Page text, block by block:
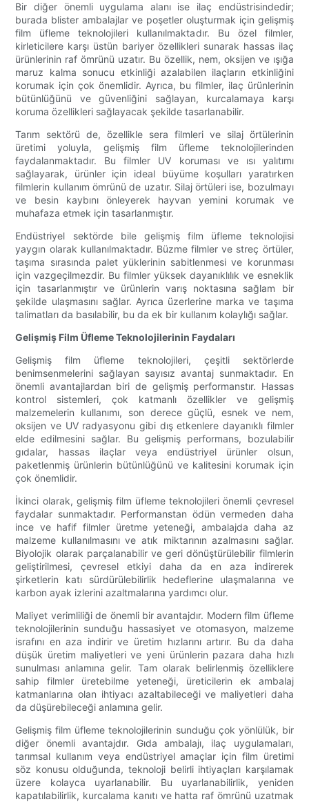
Bir diğer önemli uygulama alanı ise ilaç endüstrisindedir;
burada blister ambalajlar ve poşetler oluşturmak için gelişmiş
film üfleme teknolojileri kullanılmaktadır. Bu özel filmler,
kirleticilere karşı üstün bariyer özellikleri sunarak hassas ilaç
ürünlerinin raf ömrünü uzatır. Bu özellik, nem, oksijen ve ışığa
maruz kalma sonucu etkinliği azalabilen ilaçların etkinliğini
korumak için çok önemlidir. Ayrıca, bu filmler, ilaç ürünlerinin
bütünlüğünü ve güvenliğini sağlayan, kurcalamaya karşı
koruma özellikleri sağlayacak şekilde tasarlanabilir.
Tarım sektörü de, özellikle sera filmleri ve silaj örtülerinin
üretimi yoluyla, gelişmiş film üfleme teknolojilerinden
faydalanmaktadır. Bu filmler UV koruması ve ısı yalıtımı
sağlayarak, ürünler için ideal büyüme koşulları yaratırken
filmlerin kullanım ömrünü de uzatır. Silaj örtüleri ise, bozulmayı
ve besin kaybını önleyerek hayvan yemini korumak ve
muhafaza etmek için tasarlanmıştır.
Endüstriyel sektörde bile gelişmiş film üfleme teknolojisi
yaygın olarak kullanılmaktadır. Büzme filmler ve streç örtüler,
taşıma sırasında palet yüklerinin sabitlenmesi ve korunması
için vazgeçilmezdir. Bu filmler yüksek dayanıklılık ve esneklik
için tasarlanmıştır ve ürünlerin varış noktasına sağlam bir
şekilde ulaşmasını sağlar. Ayrıca üzerlerine marka ve taşıma
talimatları da basılabilir, bu da ek bir kullanım kolaylığı sağlar.
Gelişmiş Film Üfleme Teknolojilerinin Faydaları
Gelişmiş film üfleme teknolojileri, çeşitli sektörlerde
benimsenmelerini sağlayan sayısız avantaj sunmaktadır. En
önemli avantajlardan biri de gelişmiş performanstır. Hassas
kontrol sistemleri, çok katmanlı özellikler ve gelişmiş
malzemelerin kullanımı, son derece güçlü, esnek ve nem,
oksijen ve UV radyasyonu gibi dış etkenlere dayanıklı filmler
elde edilmesini sağlar. Bu gelişmiş performans, bozulabilir
gıdalar, hassas ilaçlar veya endüstriyel ürünler olsun,
paketlenmiş ürünlerin bütünlüğünü ve kalitesini korumak için
çok önemlidir.
İkinci olarak, gelişmiş film üfleme teknolojileri önemli çevresel
faydalar sunmaktadır. Performanstan ödün vermeden daha
ince ve hafif filmler üretme yeteneği, ambalajda daha az
malzeme kullanılmasını ve atık miktarının azalmasını sağlar.
Biyolojik olarak parçalanabilir ve geri dönüştürülebilir filmlerin
geliştirilmesi, çevresel etkiyi daha da en aza indirerek
şirketlerin katı sürdürülebilirlik hedeflerine ulaşmalarına ve
karbon ayak izlerini azaltmalarına yardımcı olur.
Maliyet verimliliği de önemli bir avantajdır. Modern film üfleme
teknolojilerinin sunduğu hassasiyet ve otomasyon, malzeme
israfını en aza indirir ve üretim hızlarını artırır. Bu da daha
düşük üretim maliyetleri ve yeni ürünlerin pazara daha hızlı
sunulması anlamına gelir. Tam olarak belirlenmiş özelliklere
sahip filmler üretebilme yeteneği, üreticilerin ek ambalaj
katmanlarına olan ihtiyacı azaltabileceği ve maliyetleri daha
da düşürebileceği anlamına gelir.
Gelişmiş film üfleme teknolojilerinin sunduğu çok yönlülük, bir
diğer önemli avantajdır. Gıda ambalajı, ilaç uygulamaları,
tarımsal kullanım veya endüstriyel amaçlar için film üretimi
söz konusu olduğunda, teknoloji belirli ihtiyaçları karşılamak
üzere kolayca uyarlanabilir. Bu uyarlanabilirlik, yeniden
kapatılabilirlik, kurcalama kanıtı ve hatta raf ömrünü uzatmak